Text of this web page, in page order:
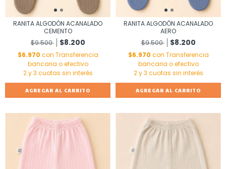
RANITA ALGODÓN ACANALADO
CEMENTO
$9.500
$8.200
$6.970 con Transferencia
bancaria o efectivo
AGREGAR AL CARRITO
RANITA ALGODÓN ACANALADO
AERO
$9.500
$8.200
$6.970 con Transferencia
bancaria o efectivo
AGREGAR AL CARRITO